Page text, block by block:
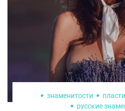
знаменитости
русские